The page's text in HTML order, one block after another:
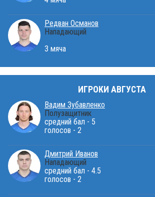
Редван Османов
Нападающий
3 мяча
ИГРОКИ АВГУСТА
Вадим Зубавленко
Полузащитник
средний бал - 5
голосов - 2
Дмитрий Иванов
Нападающий
средний бал - 4.5
голосов - 2